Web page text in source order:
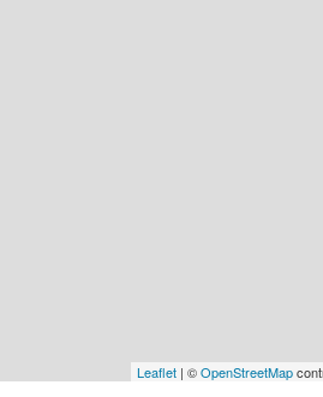
Leaflet | ©OpenStreetMap